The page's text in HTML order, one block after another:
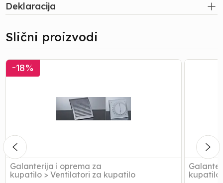
Deklaracija
Slični proizvodi
VENTILATOR
MM100
-18%
Galanterija i oprema za
kupatilo > Ventilatori za kupatilo
kupatilo